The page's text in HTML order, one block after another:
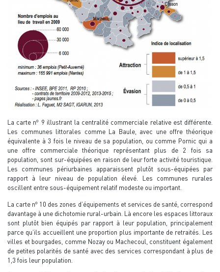
La carte no 9 illustrant la centralité commerciale relative est différente.
Les communes littorales comme La Baule, avec une offre théorique
équivalente à 3 fois le niveau de sa population, ou comme Pornic qui a
une offre commerciale théorique représentant plus de 2 fois sa
population, sont sur-équipées en raison de leur forte activité touristique.
Les communes périurbaines apparaissent plutôt sous-équipées par
rapport à leur niveau de population élevé. Les communes rurales
oscillent entre sous-équipement relatif modeste ou important.
La carte no 10 des zones d’équipements et services de santé, correspond
davantage à une dichotomie rural-urbain. Là encore les espaces littoraux
sont plutôt bien équipés par rapport à leur population, principalement
parce qu’ils accueillent une proportion plus importante de retraités. Les
villes et bourgades, comme Nozay ou Machecoul, constituent également
de petites polarités de santé avec des services correspondant à plus de
1,3 fois leur population.